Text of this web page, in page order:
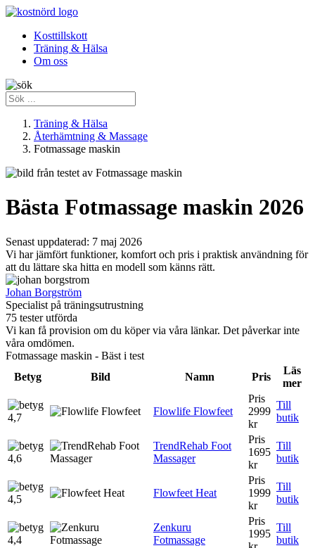
Kosttillskott
Träning & Hälsa
Om oss
Träning & Hälsa
Återhämtning & Massage
Fotmassage maskin
Bästa Fotmassage maskin 2026
Senast uppdaterad: 7 maj 2026
Vi har jämfört funktioner, komfort och pris i praktisk användning för
att du lättare ska hitta en modell som känns rätt.
Johan Borgström
Specialist på träningsutrustning
75 tester utförda
Vi kan få provision om du köper via våra länkar. Det påverkar inte
våra omdömen.
Fotmassage maskin - Bäst i test
Betyg
Bild Namn Pris
Läs
mer
4,7
Flowlife Flowfeet
Pris
2999
kr
Till
butik
4,6
TrendRehab Foot
Massager
Pris
1695
kr
Till
butik
4,5
Flowfeet Heat
Pris
1999
kr
Till
butik
4,4
Zenkuru
Fotmassage
Pris
1995
Till
butik